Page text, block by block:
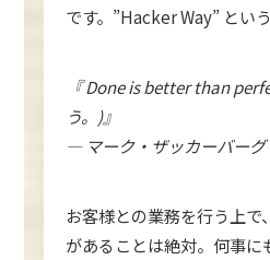
です。”Hacker Way” とい
『 Done is better than
う。)』
― マーク・ザッカーバーグ
お客様との業務を行う上
があることは絶対。何事に